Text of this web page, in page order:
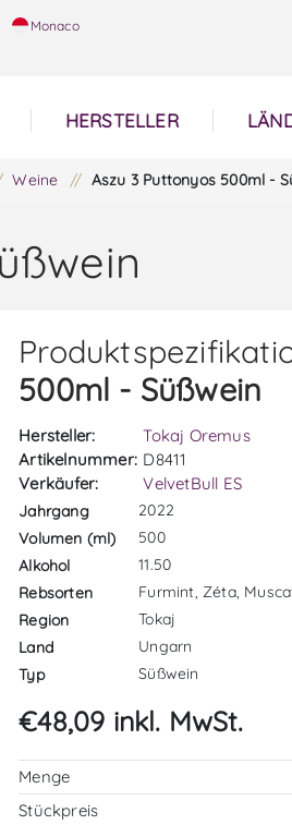
Monaco
HERSTELLER
Weine / Aszu 3 Puttonyos 500ml -
500ml - Süßwein
Hersteller:
Tokaj Oremus
Artikelnummer: D8411
Verkäufer:
VelvetBull ES
Jahrgang
2022
Volumen (ml)
500
Alkohol
11.50
Rebsorten
Furmint, Zéta,
Region
Tokaj
Land
Ungarn
Typ
Süßwein
€48,09 inkl. MwSt.
Menge
Stückpreis